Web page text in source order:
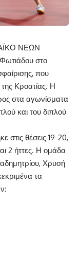
ΝΕΩΝ
στο
που
Κροατίας. Η
στα αγωνίσματα
και του διπλού
στις θέσεις 19-20,
2 ήττες. Η ομάδα
Χρυσή
τα